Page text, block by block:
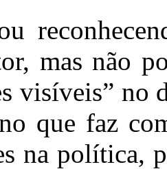
mas não
visíveis” no
que faz
na política,